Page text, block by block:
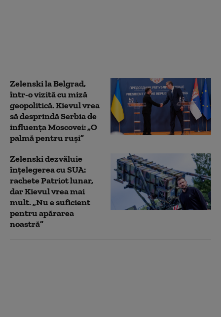
Zelenski la Belgrad,
într-o vizită cu miză
geopolitică. Kievul vrea
să desprindă Serbia de
influența Moscovei: „O
palmă pentru ruși”
Zelenski dezvăluie
înțelegerea cu SUA:
rachete Patriot lunar,
dar Kievul vrea mai
mult. „Nu e suficient
pentru apărarea
noastră”